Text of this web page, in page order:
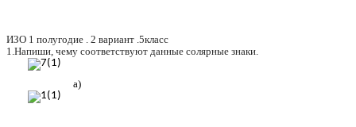
ИЗО 1 полугодие . 2 вариант .5класс
1.Напиши, чему соответствуют данные солярные знаки.
а)